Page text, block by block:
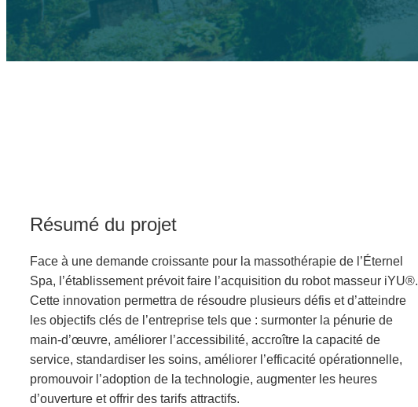
Résumé du projet
Face à une demande croissante pour la massothérapie de l’Éternel
Spa, l’établissement prévoit faire l’acquisition du robot masseur iYU®.
Cette innovation permettra de résoudre plusieurs défis et d’atteindre
les objectifs clés de l’entreprise tels que : surmonter la pénurie de
main-d’œuvre, améliorer l’accessibilité, accroître la capacité de
service, standardiser les soins, améliorer l’efficacité opérationnelle,
promouvoir l’adoption de la technologie, augmenter les heures
d’ouverture et offrir des tarifs attractifs.